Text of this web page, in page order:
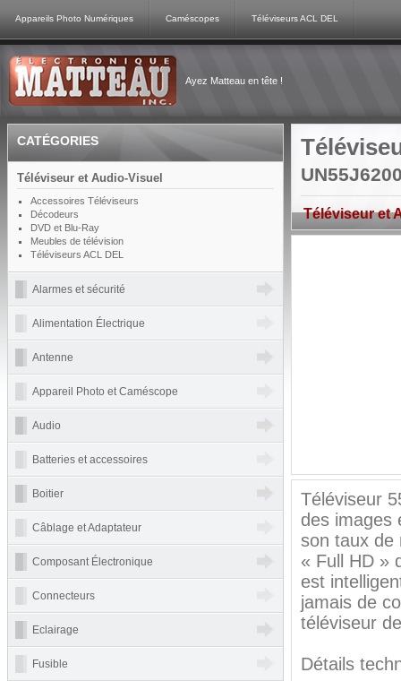
Appareils Photo Numériques Caméscopes Téléviseurs ACL DEL
Ayez Matteau en tête !
Téléviseur et
Téléviseur
des images
son taux de
« Full HD »
est
jamais de
téléviseur
Détails
CATÉGORIES
Téléviseur et Audio-Visuel
Accessoires Téléviseurs
Décodeurs
DVD et Blu-Ray
Meubles de télévision
Téléviseurs ACL DEL
Alarmes et sécurité
Alimentation Électrique
Antenne
Appareil Photo et Caméscope
Audio
Batteries et accessoires
Boitier
Câblage et Adaptateur
Composant Électronique
Connecteurs
Eclairage
Fusible